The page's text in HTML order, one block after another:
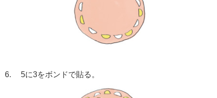
6. 5に3をボンドで貼る。